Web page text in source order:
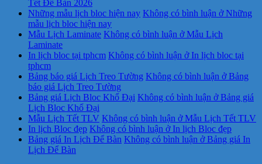
Tết Để Bàn 2026
Những mẫu lịch bloc hiện nay Không có bình luận ở Những
mẫu lịch bloc hiện nay
Mẫu Lịch Laminate Không có bình luận ở Mẫu Lịch
Laminate
In lịch bloc tại tphcm Không có bình luận ở In lịch bloc tại
tphcm
Bảng báo giá Lịch Treo Tường Không có bình luận ở Bảng
báo giá Lịch Treo Tường
Bảng giá Lịch Bloc Khổ Đại Không có bình luận ở Bảng giá
Lịch Bloc Khổ Đại
Mẫu Lịch Tết TLV Không có bình luận ở Mẫu Lịch Tết TLV
In lịch Bloc đẹp Không có bình luận ở In lịch Bloc đẹp
Bảng giá In Lịch Để Bàn Không có bình luận ở Bảng giá In
Lịch Để Bàn